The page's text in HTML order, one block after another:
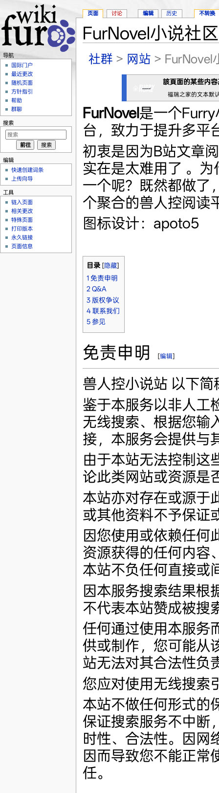
FurNovel小说社区
社群 > 网站 > FurNovel
該頁面的某些内
福瑞之家的文本默
FurNovel是一个
台，致力于提升多平
初衷是因为B站文章
实在是太难用了 。为
一个呢？既然都做了
个聚合的兽人控阅读
图标设计：apoto5
目录[隐藏]
1 免责申明
2 Q&A
3 版权争议
4 联系我们
5 参见
免责申明 [编辑]
兽人控小说站 以下简
鉴于本服务以非人工
无线搜索、根据您输
接，本服务会提供与
由于本站无法控制这
论此类网站或资源是
本站亦对存在或源于
或其他资料不予保证
因您使用或依赖任何
资源获得的任何内容
本站不负任何直接或
因本服务搜索结果根
不代表本站赞成被搜
任何通过使用本服务
供或制作，您可能从
站无法对其合法性负
您应对使用无线搜索
本站不做任何形式的
保证搜索服务不中断
时性、合法性。因网
因而导致您不能正常
任。
页面 讨论 编辑 历史 不转换
导航
国际门户
最近更改
随机页面
方针指引
帮助
群聊
搜索
编辑
快速创建词条
上传向导
工具
链入页面
相关更改
特殊页面
打印版本
永久链接
页面信息